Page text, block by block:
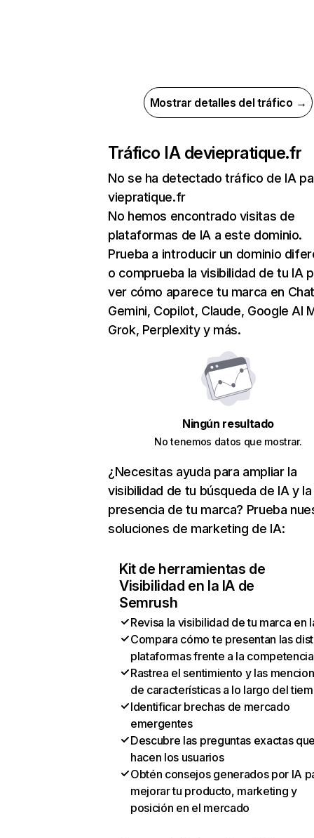
Mostrar detalles del tráfico →
Tráfico IA deviepratique.fr
No se ha detectado tráfico de IA
viepratique.fr
No hemos encontrado visitas de
plataformas de IA a este dominio.
Prueba a introducir un dominio
o comprueba la visibilidad de tu IA
ver cómo aparece tu marca en
Gemini, Copilot, Claude, Google AI
Grok, Perplexity y más.
Ningún resultado
No tenemos datos que mostrar.
¿Necesitas ayuda para ampliar la
visibilidad de tu búsqueda de IA y la
presencia de tu marca? Prueba
soluciones de marketing de IA:
Kit de herramientas de
Visibilidad en la IA de
Semrush
Revisa la visibilidad de tu marca en
Compara cómo te presentan las
plataformas frente a la competencia
Rastrea el sentimiento y las
de características a lo largo del
Identificar brechas de mercado
emergentes
Descubre las preguntas exactas
hacen los usuarios
Obtén consejos generados por IA
mejorar tu producto, marketing y
posición en el mercado